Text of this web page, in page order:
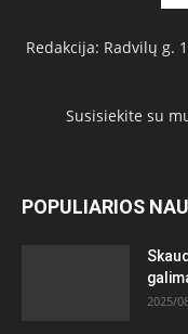
Redakcija: Radvilų g.
Susisiekite su
POPULIARIOS
2025/